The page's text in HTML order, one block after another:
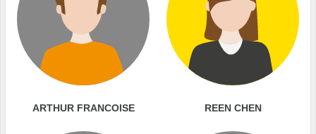
ARTHUR FRANCOISE REEN CHEN